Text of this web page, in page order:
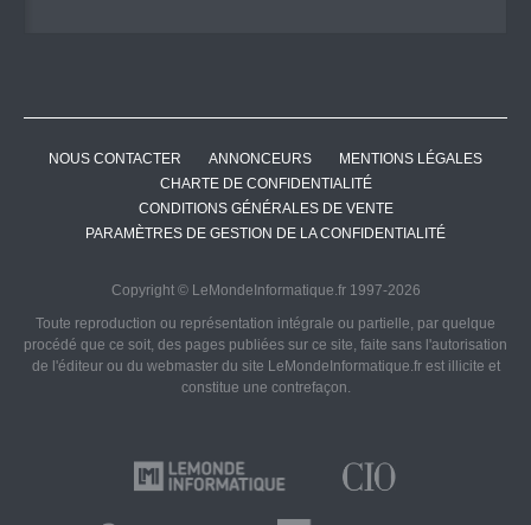
NOUS CONTACTER ANNONCEURS
MENTIONS LÉGALES
CHARTE DE CONFIDENTIALITÉ
CONDITIONS GÉNÉRALES DE VENTE
PARAMÈTRES DE GESTION DE LA CONFIDENTIALITÉ
Copyright © LeMondeInformatique.fr 1997-2026
Toute reproduction ou représentation intégrale ou partielle, par quelque
procédé que ce soit, des pages publiées sur ce site, faite sans l'autorisation
de l'éditeur ou du webmaster du site LeMondeInformatique.fr est illicite et
constitue une contrefaçon.